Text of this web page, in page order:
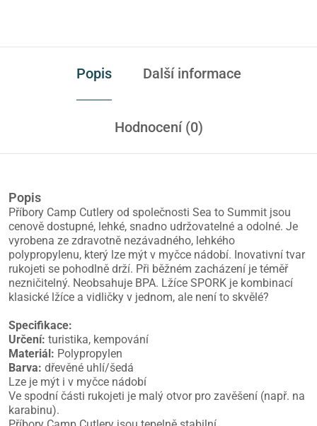
Popis Další informace
Hodnocení (0)
Popis
Příbory Camp Cutlery od společnosti Sea to Summit jsou
cenově dostupné, lehké, snadno udržovatelné a odolné. Je
vyrobena ze zdravotně nezávadného, lehkého
polypropylenu, který lze mýt v myčce nádobí. Inovativní tvar
rukojeti se pohodlně drží. Při běžném zacházení je téměř
nezničitelný. Neobsahuje BPA. Lžíce SPORK je kombinací
klasické lžíce a vidličky v jednom, ale není to skvělé?
Specifikace:
Určení: turistika, kempování
Materiál: Polypropylen
Barva: dřevěné uhlí/šedá
Lze je mýt i v myčce nádobí
Ve spodní části rukojeti je malý otvor pro zavěšení (např. na
karabinu).